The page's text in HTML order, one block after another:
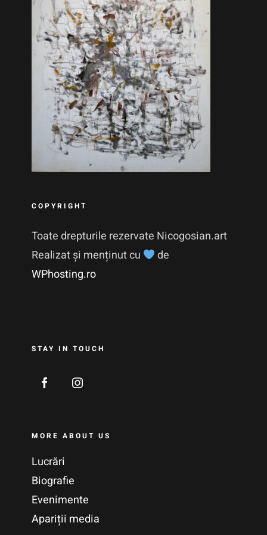
COPYRIGHT
Toate drepturile rezervate Nicogosian.art
Realizat și menținut cu
de
WPhosting.ro
STAY IN TOUCH
MORE ABOUT US
Lucrări
Biografie
Evenimente
Apariții media